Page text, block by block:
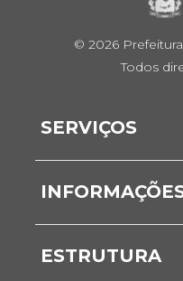
© 2026
Todos
SERVIÇOS
Carta de
Serviços Online
Notícias
ESTRUTURA